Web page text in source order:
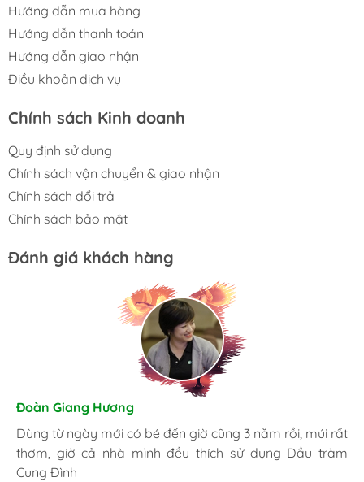
Hướng dẫn mua hàng
Hướng dẫn thanh toán
Hướng dẫn giao nhận
Điều khoản dịch vụ
Chính sách Kinh doanh
Quy định sử dụng
Chính sách vận chuyển & giao nhận
Chính sách đổi trả
Chính sách bảo mật
Đánh giá khách hàng
Hương Suri
Đã mua nhiều lần, giờ trong nhà lúc nào cũng phải có
chai Dầu tràm Cung Đình, bị cái gì cũng có thể sử dụng
được.
Đoàn Giang Hương
Dùng từ ngày mới có bé đến giờ cũng 3 năm rồi, múi rất
thơm, giờ cả nhà mình đều thích sử dụng Dầu tràm
Cung Đình
Nhã An
Là một người khá kỹ tính, tôi luôn luôn lựa chọn những
sản phẩm tốt nhất. Và đây là nơi tôi đặt trọng niềm tin.